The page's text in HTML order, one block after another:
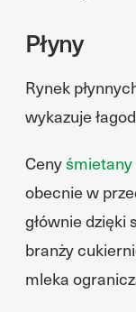
Płyny
Rynek
wykazuje
Cenyśmietany
obecnie w
głównie
branży
mleka